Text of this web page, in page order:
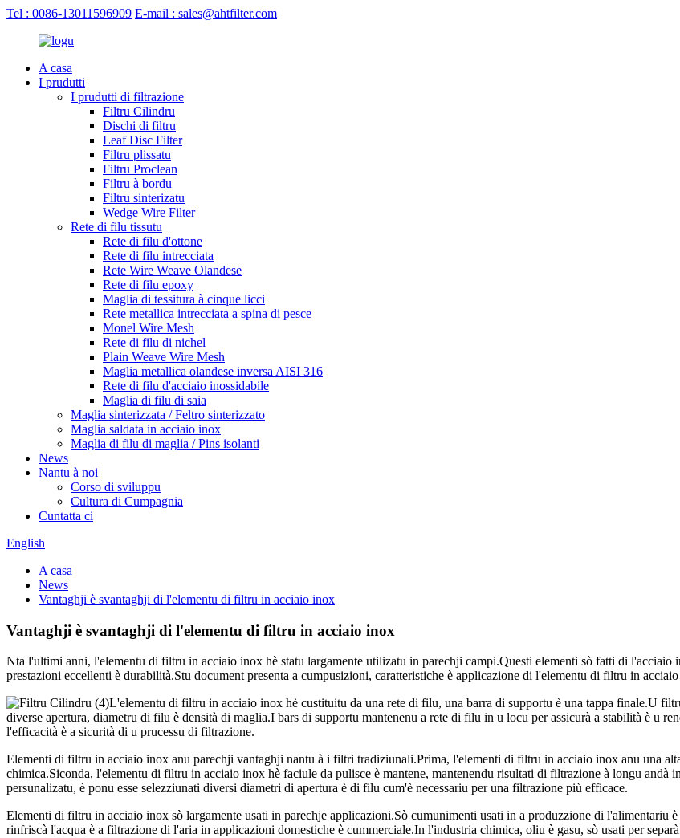
Tel : 0086-13011596909 E-mail : sales@ahtfilter.com
A casa
I prudutti
I prudutti di filtrazione
Filtru Cilindru
Dischi di filtru
Leaf Disc Filter
Filtru plissatu
Filtru Proclean
Filtru à bordu
Filtru sinterizatu
Wedge Wire Filter
Rete di filu tissutu
Rete di filu d'ottone
Rete di filu intrecciata
Rete Wire Weave Olandese
Rete di filu epoxy
Maglia di tessitura à cinque licci
Rete metallica intrecciata a spina di pesce
Monel Wire Mesh
Rete di filu di nichel
Plain Weave Wire Mesh
Maglia metallica olandese inversa AISI 316
Rete di filu d'acciaio inossidabile
Maglia di filu di saia
Maglia sinterizzata / Feltro sinterizzato
Maglia saldata in acciaio inox
Maglia di filu di maglia / Pins isolanti
News
Nantu à noi
Corso di sviluppu
Cultura di Cumpagnia
Cuntatta ci
English
A casa
News
Vantaghji è svantaghji di l'elementu di filtru in acciaio inox
Vantaghji è svantaghji di l'elementu di filtru in acciaio inox
Nta l'ultimi anni, l'elementu di filtru in acciaio inox hè statu largamente utilizatu in parechji campi.Questi elementi sò fatti di l'acciaio
prestazioni eccellenti è durabilità.Stu document presenta a cumpusizioni, caratteristiche è applicazione di l'elementu di filtru in
L'elementu di filtru in acciaio inox hè custituitu da una rete di filu, una barra di supportu è una tappa finale.U
diverse apertura, diametru di filu è densità di maglia.I bars di supportu mantenenu a rete di filu in u locu per assicurà a stabilità è u
l'efficacità è a sicurità di u prucessu di filtrazione.
Elementi di filtru in acciaio inox anu parechji vantaghji nantu à i filtri tradiziunali.Prima, l'elementi di filtru in acciaio inox anu una
chimica.Siconda, l'elementu di filtru in acciaio inox hè faciule da pulisce è mantene, mantenendu risultati di filtrazione à longu
persunalizatu, è ponu esse selezziunati diversi diametri di apertura è di filu cum'è necessariu per una filtrazione più efficace.
Elementi di filtru in acciaio inox sò largamente usati in parechje applicazioni.Sò cumunimenti usati in a produzzione di
rinfriscà l'acqua è a filtrazione di l'aria in applicazioni domestiche è cummerciale.In l'industria chimica, oliu è gasu, sò usati per